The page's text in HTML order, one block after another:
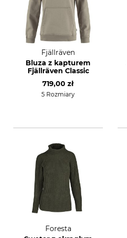
Fjällräven
Bluza z kapturem
Fjällräven Classic
719,00 zł
5 Rozmiary
Foresta